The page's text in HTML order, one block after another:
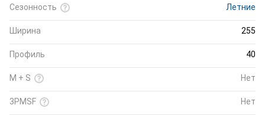
Сезонность Летние
Ширина 255
Профиль 40
M + S Нет
3PMSF Нет